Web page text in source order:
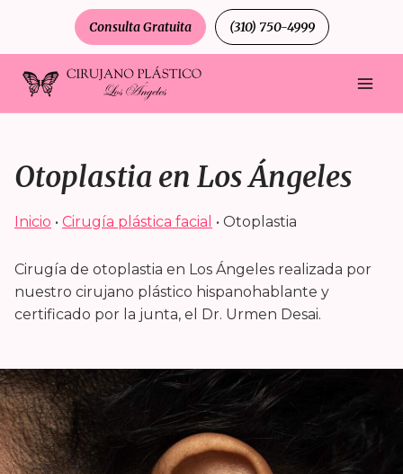
contenido
Consulta Gratuita (310) 750-4999
Otoplastia en Los Ángeles
Inicio • Cirugía plástica facial • Otoplastia
Cirugía de otoplastia en Los Ángeles realizada por
nuestro cirujano plástico hispanohablante y
certificado por la junta, el Dr. Urmen Desai.